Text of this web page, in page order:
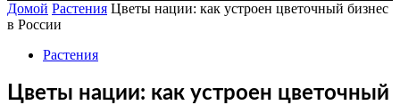
Домой Растения Цветы нации: как устроен цветочный бизнес
в России
Растения
Цветы нации: как устроен цветочный